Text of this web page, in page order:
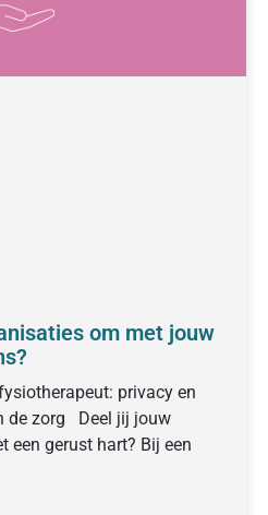
om met jouw
privacy en
de zorg Deel jij jouw
een gerust hart? Bij een